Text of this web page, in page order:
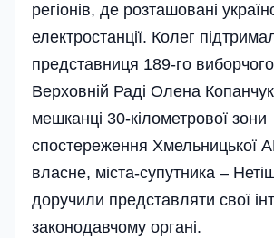
регіонів, де розташовані
електростанції. Колег
представниця 189-го
Верховній Раді Олена
мешканці 30-кілометрової зони
спостереження Хмельницької
власне, міста-супутника –
доручили представляти свої
законодавчому органі.